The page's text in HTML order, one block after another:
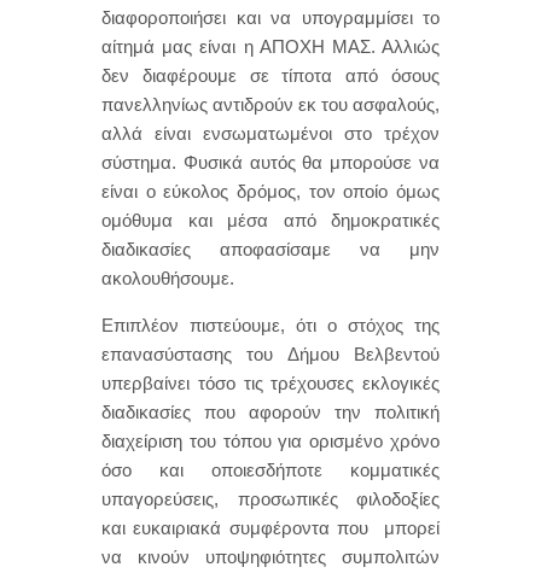
διαφοροποιήσει και να υπογραμμίσει το
αίτημά μας είναι η ΑΠΟΧΗ ΜΑΣ. Αλλιώς
δεν διαφέρουμε σε τίποτα από όσους
πανελληνίως αντιδρούν εκ του ασφαλούς,
αλλά είναι ενσωματωμένοι στο τρέχον
σύστημα. Φυσικά αυτός θα μπορούσε να
είναι ο εύκολος δρόμος, τον οποίο όμως
ομόθυμα και μέσα από δημοκρατικές
διαδικασίες αποφασίσαμε να μην
ακολουθήσουμε.
Επιπλέον πιστεύουμε, ότι ο στόχος της
επανασύστασης του Δήμου Βελβεντού
υπερβαίνει τόσο τις τρέχουσες εκλογικές
διαδικασίες που αφορούν την πολιτική
διαχείριση του τόπου για ορισμένο χρόνο
όσο και οποιεσδήποτε κομματικές
υπαγορεύσεις, προσωπικές φιλοδοξίες
και ευκαιριακά συμφέροντα που μπορεί
να κινούν υποψηφιότητες συμπολιτών